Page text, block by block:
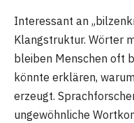
Interessant an
Klangstruktur. Wörter
bleiben Menschen oft
könnte erklären,
erzeugt.
ungewöhnliche